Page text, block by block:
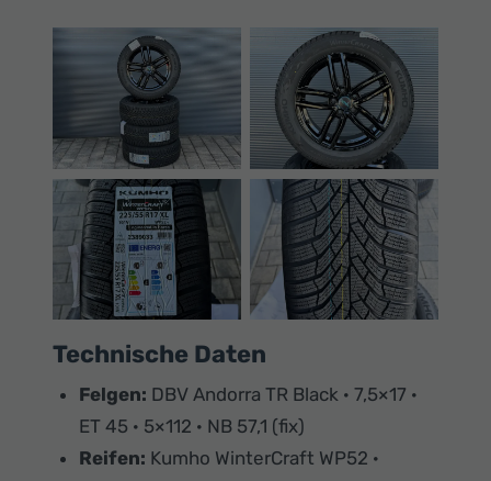
Technische Daten
Felgen: DBV Andorra TR Black · 7,5×17 ·
ET 45 · 5×112 · NB 57,1 (fix)
Reifen: Kumho WinterCraft WP52 ·